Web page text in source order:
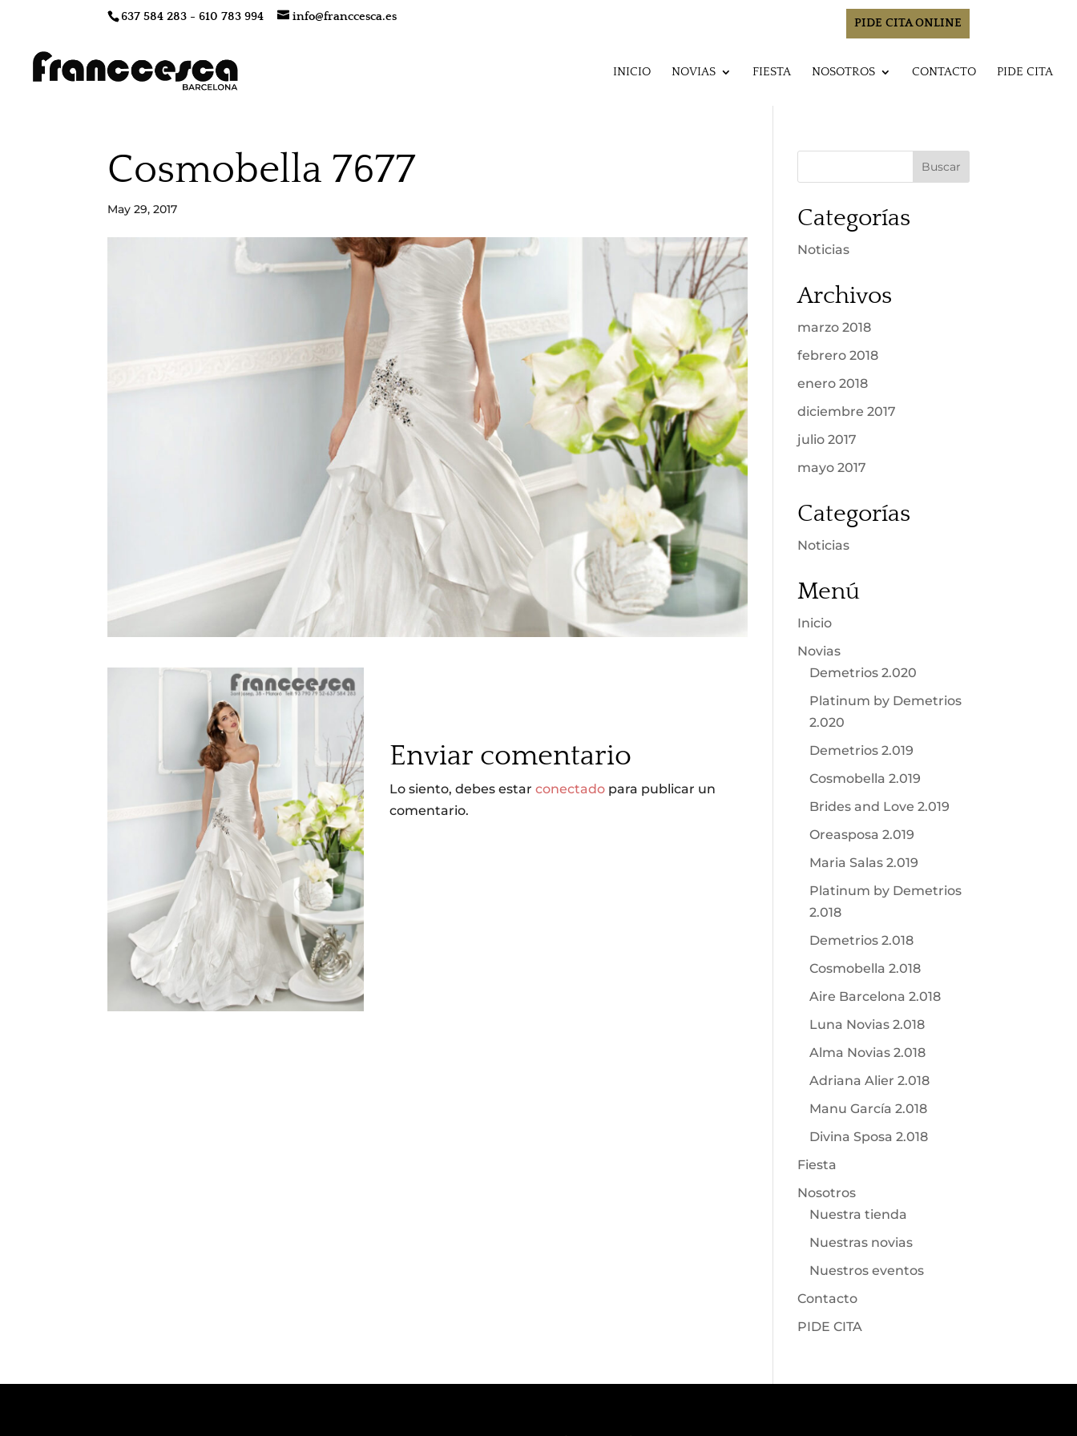
637 584 283 - 610 783 994 info@franccesca.es PIDE CITA ONLINE
INICIO NOVIAS FIESTA NOSOTROS CONTACTO PIDE CITA
Cosmobella 7677
May 29, 2017
Enviar comentario
Lo siento, debes estar conectadopara publicar un
comentario.
Categorías
Noticias
Archivos
marzo 2018
febrero 2018
enero 2018
diciembre 2017
julio 2017
mayo 2017
Categorías
Noticias
Menú
Inicio
Novias
Demetrios 2.020
Platinum by Demetrios
2.020
Demetrios 2.019
Cosmobella 2.019
Brides and Love 2.019
Oreasposa 2.019
Maria Salas 2.019
Platinum by Demetrios
2.018
Demetrios 2.018
Cosmobella 2.018
Aire Barcelona 2.018
Luna Novias 2.018
Alma Novias 2.018
Adriana Alier 2.018
Manu García 2.018
Divina Sposa 2.018
Fiesta
Nosotros
Nuestra tienda
Nuestras novias
Nuestros eventos
Contacto
PIDE CITA